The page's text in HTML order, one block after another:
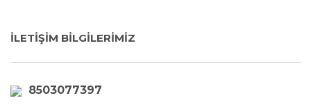
İLETİŞİM BİLGİLERİMİZ
8503077397